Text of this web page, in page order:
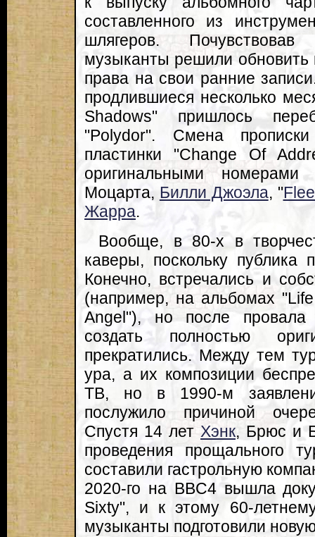
составленного из
шлягеров.
музыканты решили обновить
права на свои ранние
продлившиеся несколько
Shadows" пришлось
"Polydor". Смена
пластинки "Change Of
оригинальными номерами
Моцарта, Билли Джоэла, "
Жарра.
Вообще, в 80-х в
каверы, поскольку публика
Конечно, встречались и
(например, на альбомах
Angel"), но после провала
создать полностью
прекратились. Между тем
ура, а их композиции
ТВ, но в 1990-м
послужило причиной
Спустя 14 лет Хэнк, Брюс и
проведения прощального
составили гастрольную
2020-го на BBC4 вышла
Sixty", и к этому 60-
музыканты подготовили